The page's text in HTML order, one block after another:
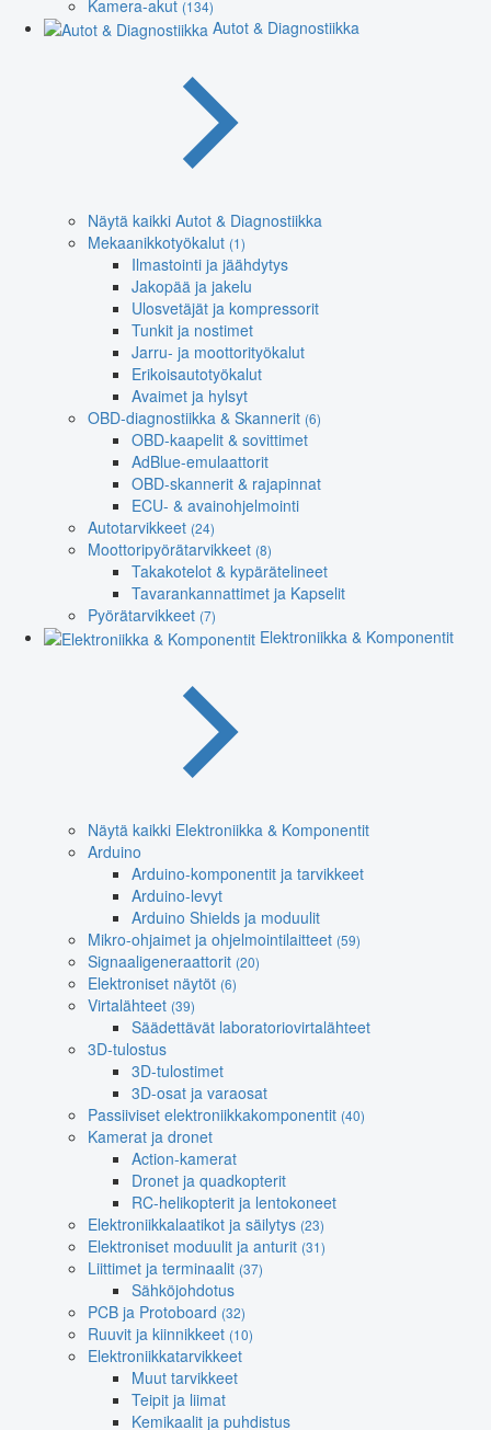
Kamera-akut (134)
Autot & Diagnostiikka
Näytä kaikki Autot & Diagnostiikka
Mekaanikkotyökalut (1)
Ilmastointi ja jäähdytys
Jakopää ja jakelu
Ulosvetäjät ja kompressorit
Tunkit ja nostimet
Jarru- ja moottorityökalut
Erikoisautotyökalut
Avaimet ja hylsyt
OBD-diagnostiikka & Skannerit (6)
OBD-kaapelit & sovittimet
AdBlue-emulaattorit
OBD-skannerit & rajapinnat
ECU- & avainohjelmointi
Autotarvikkeet (24)
Moottoripyörätarvikkeet (8)
Takakotelot & kypärätelineet
Tavarankannattimet ja Kapselit
Pyörätarvikkeet (7)
Elektroniikka & Komponentit
Näytä kaikki Elektroniikka & Komponentit
Arduino
Arduino-komponentit ja tarvikkeet
Arduino-levyt
Arduino Shields ja moduulit
Mikro-ohjaimet ja ohjelmointilaitteet (59)
Signaaligeneraattorit (20)
Elektroniset näytöt (6)
Virtalähteet (39)
Säädettävät laboratoriovirtalähteet
3D-tulostus
3D-tulostimet
3D-osat ja varaosat
Passiiviset elektroniikkakomponentit (40)
Kamerat ja dronet
Action-kamerat
Dronet ja quadkopterit
RC-helikopterit ja lentokoneet
Elektroniikkalaatikot ja säilytys (23)
Elektroniset moduulit ja anturit (31)
Liittimet ja terminaalit (37)
Sähköjohdotus
PCB ja Protoboard (32)
Ruuvit ja kiinnikkeet (10)
Elektroniikkatarvikkeet
Muut tarvikkeet
Teipit ja liimat
Kemikaalit ja puhdistus